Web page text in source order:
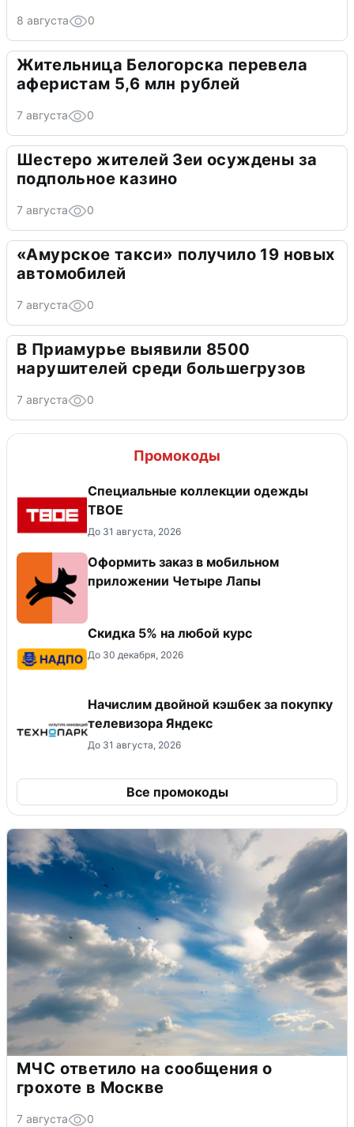
8 августа 0
Жительница Белогорска перевела
аферистам 5,6 млн рублей
7 августа 0
Шестеро жителей Зеи осуждены за
подпольное казино
7 августа 0
«Амурское такси» получило 19 новых
автомобилей
7 августа 0
В Приамурье выявили 8500
нарушителей среди большегрузов
7 августа 0
Промокоды
Специальные коллекции одежды
ТВОЕ
До 31 августа, 2026
Оформить заказ в мобильном
приложении Четыре Лапы
Скидка 5% на любой курс
До 30 декабря, 2026
Начислим двойной кэшбек за покупку
телевизора Яндекс
До 31 августа, 2026
Все промокоды
МЧС ответило на сообщения о
грохоте в Москве
7 августа 0